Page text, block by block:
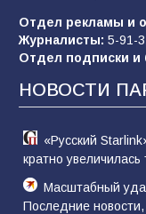
Батайчане
конкурса
Отдел рекламы и
Журналисты: 5-91-
Отдел подписки и
НОВОСТИ
«Русский
кратно
Масштабный
Последние